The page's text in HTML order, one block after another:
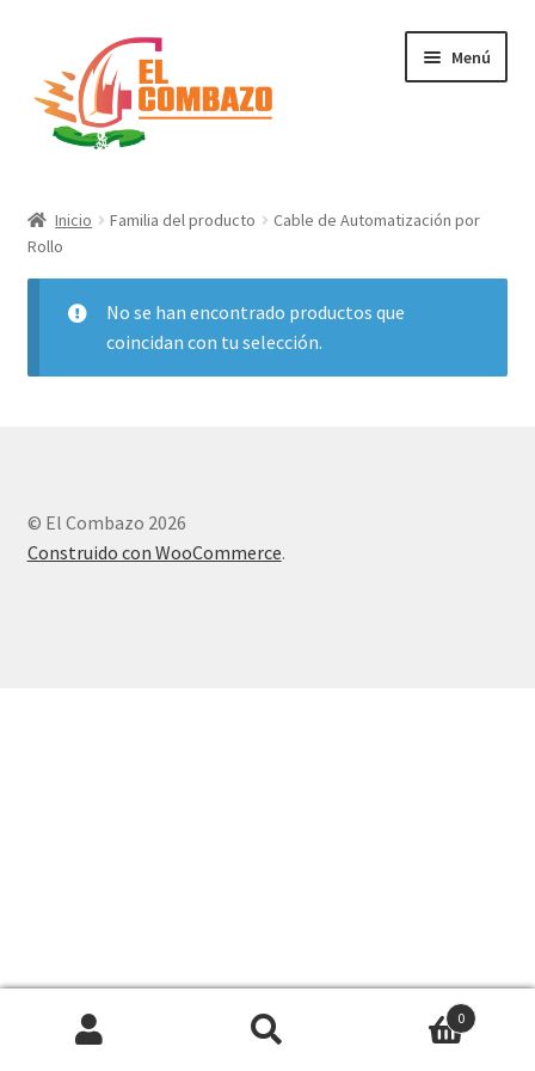
Menú
DJ, Audio e Iluminación PRO
Grabación de Audio & Video
Tecnología
Inicio Familia del producto
Cable de Automatización por
Rollo
No se han encontrado productos que
coincidan con tu selección.
© El Combazo 2026
Construido con WooCommerce.
0